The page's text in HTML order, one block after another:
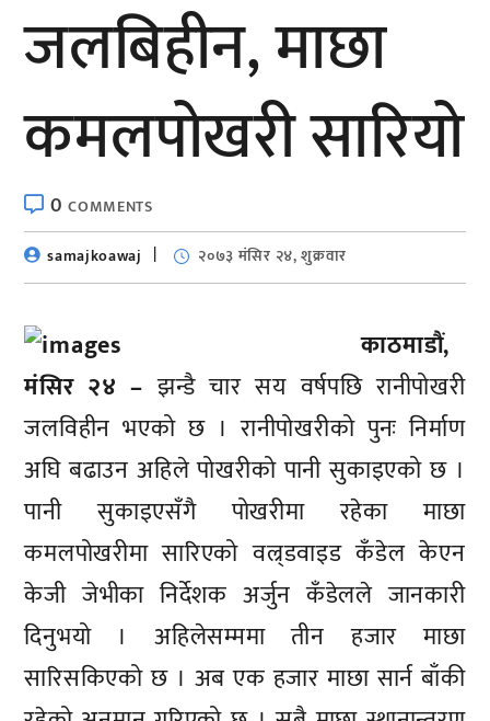
जलबिहीन, माछा
कमलपोखरी सारियो
0COMMENTS
samajkoawaj
२०७३ मंसिर २४, शुक्रवार
काठमाडौं,
मंसिर २४ – झन्डै चार सय वर्षपछि रानीपोखरी
जलविहीन भएको छ । रानीपोखरीको पुनः निर्माण
अघि बढाउन अहिले पोखरीको पानी सुकाइएको छ ।
पानी सुकाइएसँगै पोखरीमा रहेका माछा
कमलपोखरीमा सारिएको वल्र्डवाइड कँडेल केएन
केजी जेभीका निर्देशक अर्जुन कँडेलले जानकारी
दिनुभयो । अहिलेसम्ममा तीन हजार माछा
सारिसकिएको छ । अब एक हजार माछा सार्न बाँकी